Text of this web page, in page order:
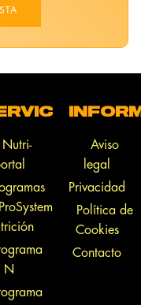
Nutri-
N
Aviso
legal
Privacidad
Política de
Cookies
Contacto